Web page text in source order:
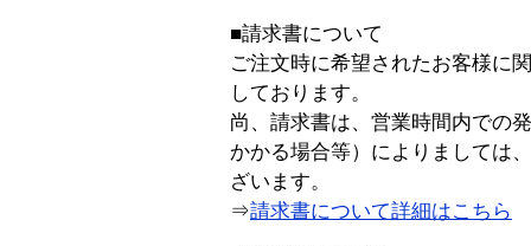
■請求書について
ご注文時に希望されたお客様に
しております。
尚、請求書は、営業時間内での
かかる場合等）によりましては
ざいます。
⇒請求書について詳細はこちら